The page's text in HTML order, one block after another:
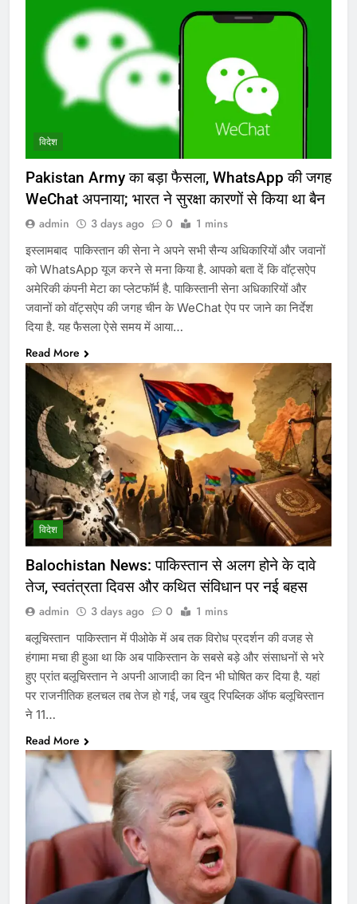
विदेश
Pakistan Army का बड़ा फैसला, WhatsApp की जगह
WeChat अपनाया; भारत ने सुरक्षा कारणों से किया था बैन
admin 3 days ago 0 1 mins
इस्लामबाद पाकिस्तान की सेना ने अपने सभी सैन्य अधिकारियों और जवानों
को WhatsApp यूज करने से मना किया है. आपको बता दें कि वॉट्सऐप
अमेरिकी कंपनी मेटा का प्लेटफॉर्म है. पाकिस्तानी सेना अधिकारियों और
जवानों को वॉट्सऐप की जगह चीन के WeChat ऐप पर जाने का निर्देश
दिया है. यह फैसला ऐसे समय में आया…
Read More
विदेश
Balochistan News: पाकिस्तान से अलग होने के दावे
तेज, स्वतंत्रता दिवस और कथित संविधान पर नई बहस
admin 3 days ago 0 1 mins
बलूचिस्तान पाकिस्तान में पीओके में अब तक विरोध प्रदर्शन की वजह से
हंगामा मचा ही हुआ था कि अब पाकिस्तान के सबसे बड़े और संसाधनों से भरे
हुए प्रांत बलूचिस्तान ने अपनी आजादी का दिन भी घोषित कर दिया है. यहां
पर राजनीतिक हलचल तब तेज हो गई, जब खुद रिपब्लिक ऑफ बलूचिस्तान
ने 11…
Read More